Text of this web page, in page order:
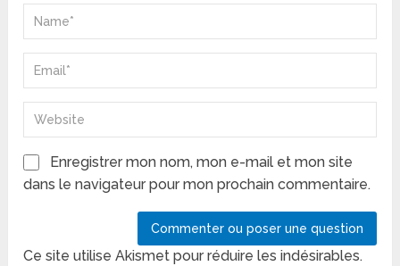
Enregistrer mon nom, mon e-mail et mon site
dans le navigateur pour mon prochain commentaire.
Ce site utilise Akismet pour réduire les indésirables.